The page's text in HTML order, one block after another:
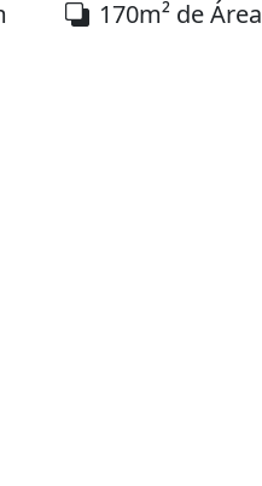
170m² de Área